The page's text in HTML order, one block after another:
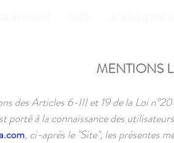
MENTIONS
des Articles 6-III et 19 de la Loi
porté à la connaissance des
, ci-après le "Site", les présentes